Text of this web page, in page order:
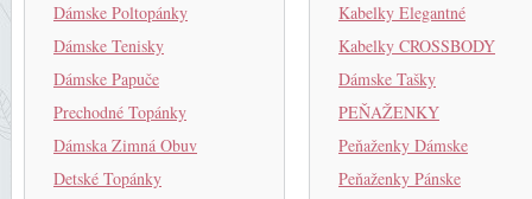
Dámske Poltopánky
Dámske Tenisky
Dámske Papuče
Prechodné Topánky
Dámska Zimná Obuv
Detské Topánky
Kabelky Elegantné
Kabelky CROSSBODY
Dámske Tašky
PEŇAŽENKY
Peňaženky Dámske
Peňaženky Pánske